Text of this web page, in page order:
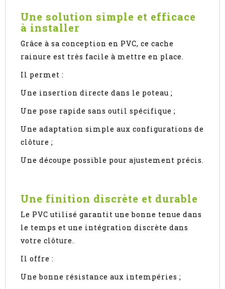
Une solution simple et efficace
à installer
Grâce à sa conception en PVC, ce cache
rainure est très facile à mettre en place.
Il permet :
Une insertion directe dans le poteau ;
Une pose rapide sans outil spécifique ;
Une adaptation simple aux configurations de
clôture ;
Une découpe possible pour ajustement précis.
Une finition discrète et durable
Le PVC utilisé garantit une bonne tenue dans
le temps et une intégration discrète dans
votre clôture.
Il offre :
Une bonne résistance aux intempéries ;